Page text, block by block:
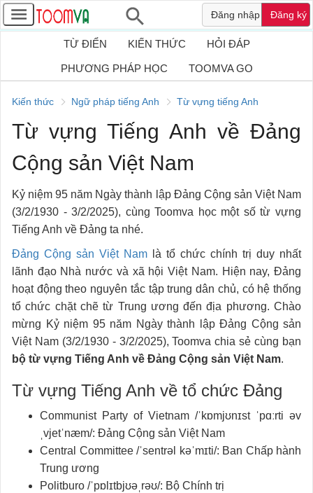
Đăng nhập Đăng ký
TỪ ĐIỂN KIẾN THỨC HỎI ĐÁP
PHƯƠNG PHÁP HỌC TOOMVA GO
Kiến thức Ngữ pháp tiếng Anh Từ vựng tiếng Anh
Từ vựng Tiếng Anh về Đảng
Cộng sản Việt Nam
Kỷ niệm 95 năm Ngày thành lập Đảng Cộng sản Việt Nam
(3/2/1930 - 3/2/2025), cùng Toomva học một số từ vựng
Tiếng Anh về Đảng ta nhé.
Đảng Cộng sản Việt Nam là tổ chức chính trị duy nhất
lãnh đạo Nhà nước và xã hội Việt Nam. Hiện nay, Đảng
hoạt động theo nguyên tắc tập trung dân chủ, có hệ thống
tổ chức chặt chẽ từ Trung ương đến địa phương. Chào
mừng Kỷ niệm 95 năm Ngày thành lập Đảng Cộng sản
Việt Nam (3/2/1930 - 3/2/2025), Toomva chia sẻ cùng bạn
bộ từ vựng Tiếng Anh về Đảng Cộng sản Việt Nam.
Từ vựng Tiếng Anh về tổ chức Đảng
Communist Party of Vietnam /ˈkɒmjʊnɪst ˈpɑːrti əv
ˌvjetˈnæm/: Đảng Cộng sản Việt Nam
Central Committee /ˈsentrəl kəˈmɪti/: Ban Chấp hành
Trung ương
Politburo /ˈpɒlɪtbjʊəˌrəʊ/: Bộ Chính trị